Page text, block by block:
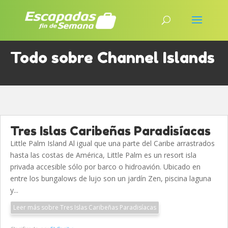
Todo sobre Channel Islands
Tres Islas Caribeñas Paradisíacas
Little Palm Island Al igual que una parte del Caribe arrastrados
hasta las costas de América, Little Palm es un resort isla
privada accesible sólo por barco o hidroavión. Ubicado en
entre los bungalows de lujo son un jardín Zen, piscina laguna
y...
Leer más sobre Tres Islas Caribeñas Paradisíacas